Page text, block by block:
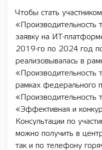
Чтобы стать
«Производительность
заявку на ИТ-
2019-го по 2024 год
реализовывалась в
рамках федерального
«Производительность
«Эффективная и
Консультации по
можно получить в
так и по телефону